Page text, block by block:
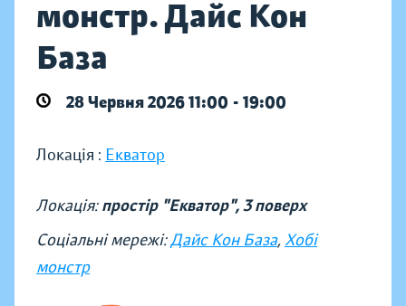
монстр. Дайс Кон
База
28 Червня 2026 11:00 - 19:00
Локація : Екватор
Локація:простір "Екватор", 3 поверх
Соціальні мережі:Дайс Кон База, Хобі
монстр